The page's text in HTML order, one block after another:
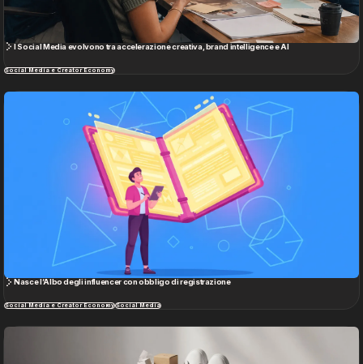
TikTok Shop ridisegna il Social Commerce, ora anche in Italia
Social Media e Creator Economy
Sicurezza e tutela dei minori online: le nuove sfide dei social
Social Media e Creator Economy
Digital Marketing e Brand Strategy